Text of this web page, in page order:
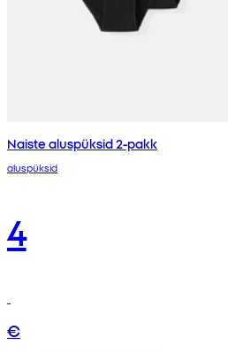
Naiste aluspüksid 2-pakk
aluspüksid
4
€